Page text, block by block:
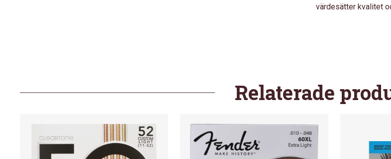
värdesätter kvalitet
Relaterade